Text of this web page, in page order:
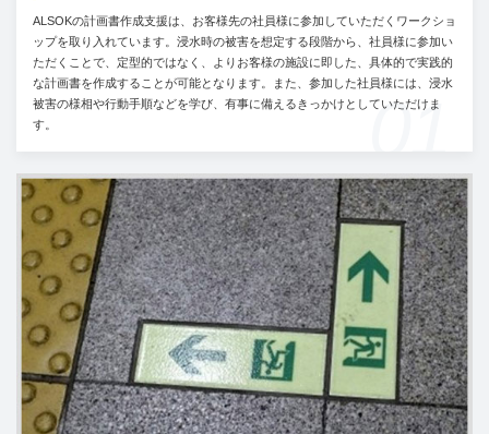
01
ALSOKの計画書作成支援は、お客様先の社員様に参加していただくワークショ
ップを取り入れています。浸水時の被害を想定する段階から、社員様に参加い
ただくことで、定型的ではなく、よりお客様の施設に即した、具体的で実践的
な計画書を作成することが可能となります。また、参加した社員様には、浸水
被害の様相や行動手順などを学び、有事に備えるきっかけとしていただけま
す。